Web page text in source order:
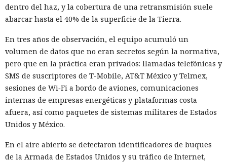
dentro del haz, y la cobertura de una retransmisión suele
abarcar hasta el 40% de la superficie de la Tierra.
En tres años de observación, el equipo acumuló un
volumen de datos que no eran secretos según la normativa,
pero que en la práctica eran privados: llamadas telefónicas y
SMS de suscriptores de T-Mobile, AT&T México y Telmex,
sesiones de Wi‑Fi a bordo de aviones, comunicaciones
internas de empresas energéticas y plataformas costa
afuera, así como paquetes de sistemas militares de Estados
Unidos y México.
En el aire abierto se detectaron identificadores de buques
de la Armada de Estados Unidos y su tráfico de Internet,